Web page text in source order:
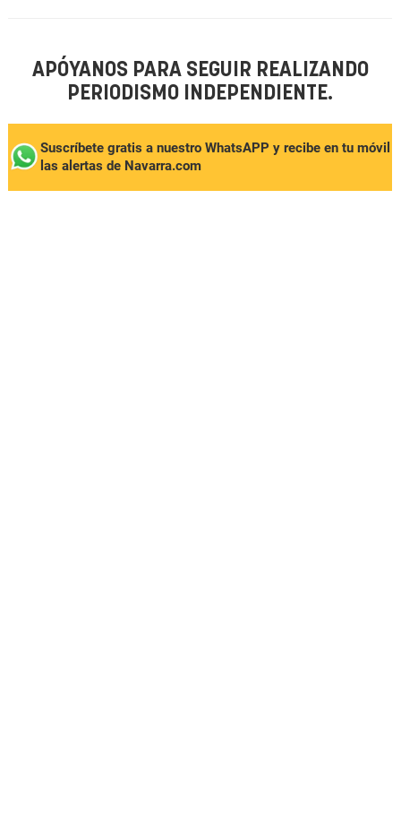
APÓYANOS PARA SEGUIR REALIZANDO
PERIODISMO INDEPENDIENTE.
Suscríbete gratis a nuestro WhatsAPP y recibe en tu móvil
las alertas de Navarra.com